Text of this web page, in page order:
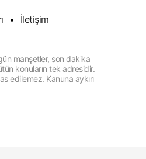
• İletişim
manşetler, son dakika
konuların tek adresidir.
edilemez. Kanuna aykırı